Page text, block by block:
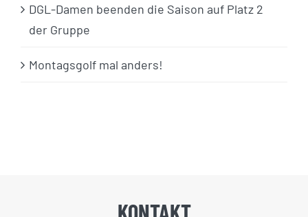
DGL-Damen beenden die Saison auf Platz 2
der Gruppe
Montagsgolf mal anders!
KONTAKT